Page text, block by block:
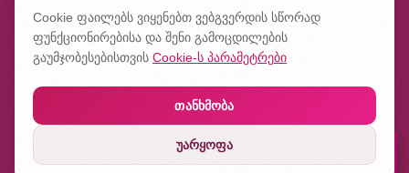
ხშირად დასმული კითხვები
კონფიდენციალურობის პოლიტიკა
ლაბორატორიაში
Cookie ფაილებს ვიყენებთ ვებგვერდის სწორად
ფუნქციონირებისა და შენი გამოცდილების
გაუმჯობესებისთვის Cookie-ს პარამეტრები
თანხმობა
უარყოფა